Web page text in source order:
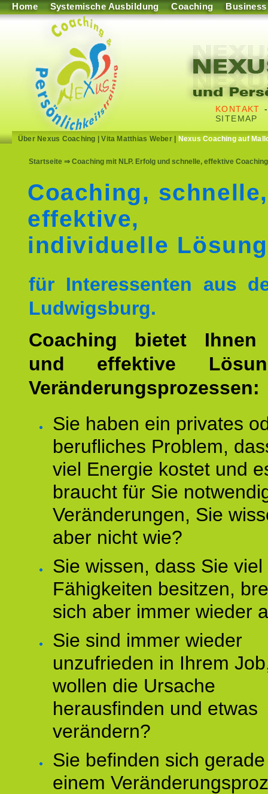
Home Systemische Ausbildung Coaching Business
KONTAKT
SITEMAP
Über Nexus Coaching |Vita Matthias Weber| Nexus Coaching auf
Startseite ⇒ Coaching mit NLP. Erfolg und schnelle, effektive
Coaching, schnelle,
effektive,
individuelle
für Interessenten aus
Ludwigsburg.
Coaching bietet Ihnen
und effektive
Veränderungsprozessen:
Sie haben ein privates
berufliches Problem,
viel Energie kostet und
braucht für Sie
Veränderungen, Sie
aber nicht wie?
Sie wissen, dass Sie
Fähigkeiten besitzen,
sich aber immer wieder
Sie sind immer wieder
unzufrieden in Ihrem
wollen die Ursache
herausfinden und etwas
verändern?
Sie befinden sich
einem